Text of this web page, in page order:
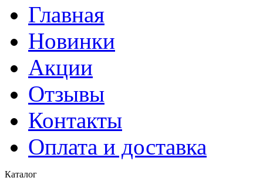
Главная
Новинки
Акции
Отзывы
Контакты
Оплата и доставка
Каталог